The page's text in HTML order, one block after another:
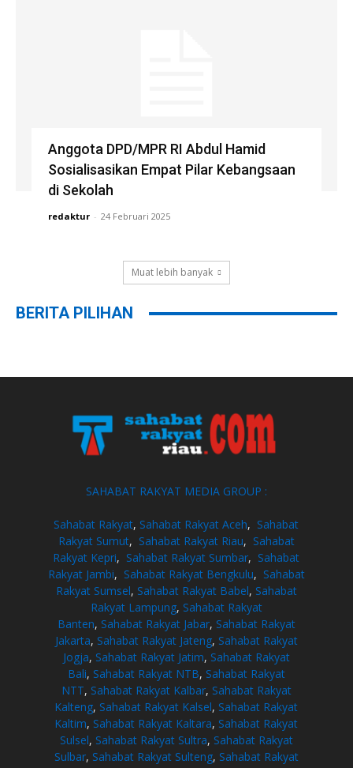
Anggota DPD/MPR RI Abdul Hamid
Sosialisasikan Empat Pilar Kebangsaan
di Sekolah
redaktur - 24 Februari 2025
Muat lebih banyak
BERITA PILIHAN
SAHABAT RAKYAT MEDIA GROUP :
Sahabat Rakyat, Sahabat Rakyat Aceh, Sahabat
Rakyat Sumut, Sahabat Rakyat Riau, Sahabat
Rakyat Kepri, Sahabat Rakyat Sumbar, Sahabat
Rakyat Jambi, Sahabat Rakyat Bengkulu, Sahabat
Rakyat Sumsel, Sahabat Rakyat Babel, Sahabat
Rakyat Lampung, Sahabat Rakyat
Banten, Sahabat Rakyat Jabar, Sahabat Rakyat
Jakarta, Sahabat Rakyat Jateng, Sahabat Rakyat
Jogja, Sahabat Rakyat Jatim, Sahabat Rakyat
Bali, Sahabat Rakyat NTB, Sahabat Rakyat
NTT, Sahabat Rakyat Kalbar, Sahabat Rakyat
Kalteng, Sahabat Rakyat Kalsel, Sahabat Rakyat
Kaltim, Sahabat Rakyat Kaltara, Sahabat Rakyat
Sulsel, Sahabat Rakyat Sultra, Sahabat Rakyat
Sulbar, Sahabat Rakyat Sulteng, Sahabat Rakyat